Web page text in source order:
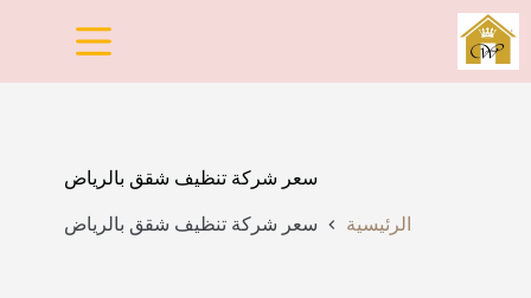
التجاوز
إلى
المحتوى
سعر شركة تنظيف شقق بالرياض
الرئيسية سعر شركة تنظيف شقق بالرياض